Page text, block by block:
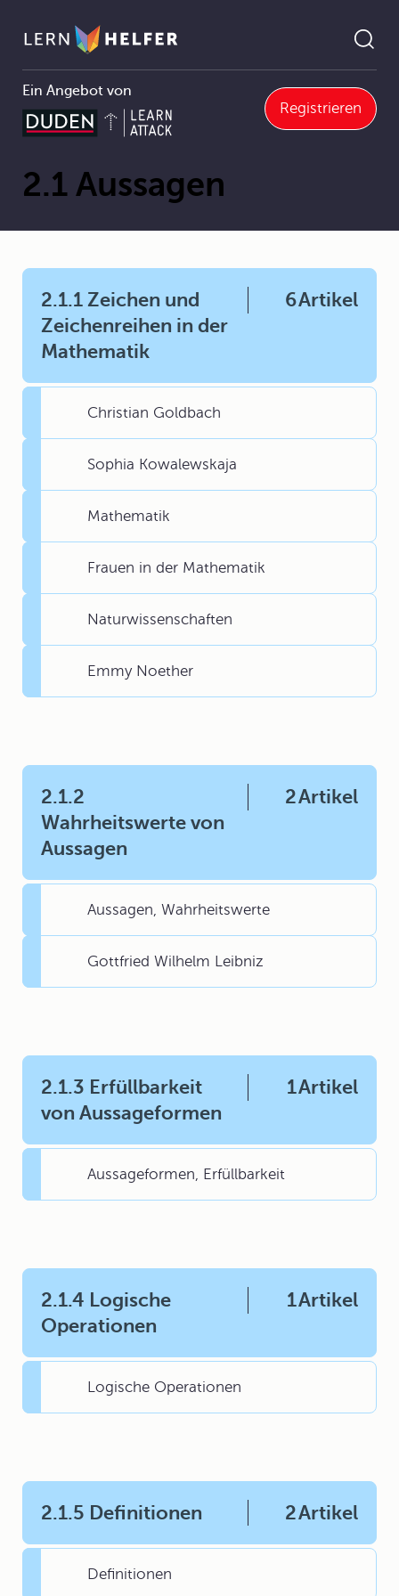
Ein Angebot von
Registrieren
Pfadnavigation
Mathematik 2.1 Aussagen
2.1 Aussagen
2.1.1 Zeichen und
Zeichenreihen in der
Mathematik
6Artikel
Christian Goldbach
Sophia Kowalewskaja
Mathematik
Frauen in der Mathematik
Naturwissenschaften
Emmy Noether
2.1.2
Wahrheitswerte von
Aussagen
2Artikel
Aussagen, Wahrheitswerte
Gottfried Wilhelm Leibniz
2.1.3 Erfüllbarkeit
von Aussageformen
1Artikel
Aussageformen, Erfüllbarkeit
2.1.4 Logische
Operationen
1Artikel
Logische Operationen
2.1.5 Definitionen 2Artikel
Definitionen